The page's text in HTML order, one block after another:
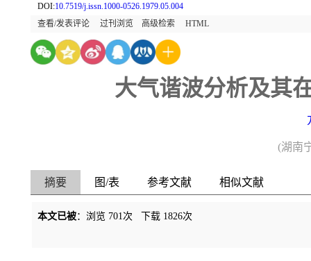
DOI:10.7519/j.issn.1000-0526.1979.05.004
查看/发表评论
过刊浏览 高级检索 HTML
大气谐波分析及其
(湖南
摘要 图/表 参考文献 相似文献
本文已被：浏览 701次 下载 1826次